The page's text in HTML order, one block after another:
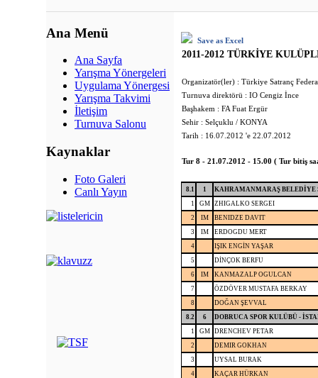
Ana Menü
Ana Sayfa
Yarışma Yönergeleri
Uygulama Yönergesi
Yarışma Takvimi
İletişim
Turnuva Salonu
Kaynaklar
Foto Galeri
Canlı Yayın
Save as Excel
2011-2012 TÜRKİYE
Organizatör(ler) : Türkiye Satranç
Turnuva direktörü : IO Cengiz İnce
Başhakem : FA Fuat Ergür
Sehir : Selçuklu / KONYA
Tarih : 16.07.2012 'e 22.07.2012
Tur 8 - 21.07.2012 - 15.00 ( Tur bitiş
8.1 1
KAHRAMANMARAŞ BELEDİYE
1
GM
ZHIGALKO SERGEI
2
IM
BENIDZE DAVIT
3
IM
ERDOGDU MERT
4
IŞIK ENGİN YAŞAR
5
DİNÇOK BERFU
6
IM
KANMAZALP OGULCAN
7
ÖZDÖVER MUSTAFA BERKAY
8
DOĞAN ŞEVVAL
8.2
6
DOBRUCA SPOR KULÜBÜ -
1
GM
DRENCHEV PETAR
2
DEMIR GOKHAN
3
UYSAL BURAK
4
KAÇAR HÜRKAN